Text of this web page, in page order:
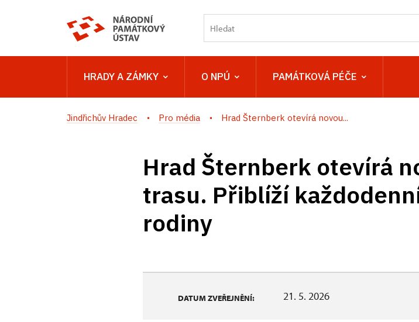
HRADY A ZÁMKY O NPÚ PAMÁTKOVÁ PÉČE
Jindřichův Hradec Pro média Hrad Šternberk otevírá novou...
Hrad Šternberk otevírá
trasu. Přiblíží
rodiny
DATUM ZVEŘEJNĚNÍ: 21. 5. 2026